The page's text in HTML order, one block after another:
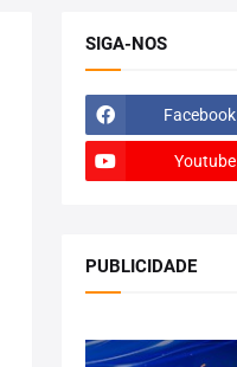
SIGA-NOS
Facebook
Youtube
PUBLICIDADE